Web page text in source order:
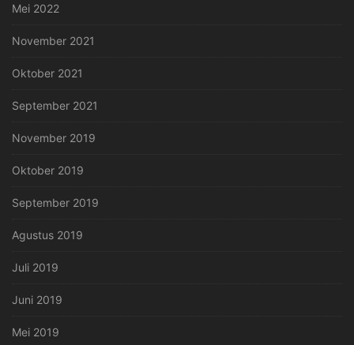
Mei 2022
November 2021
Oktober 2021
September 2021
November 2019
Oktober 2019
September 2019
Agustus 2019
Juli 2019
Juni 2019
Mei 2019